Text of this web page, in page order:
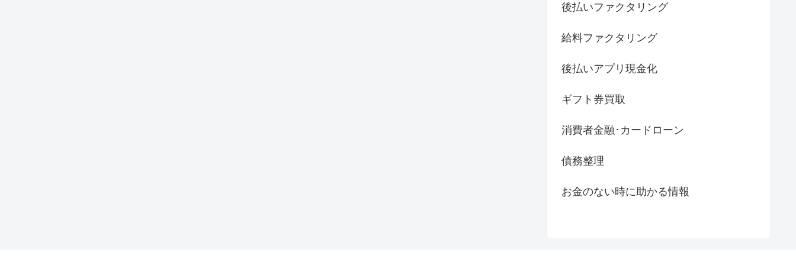
後払いファクタリング
給料ファクタリング
後払いアプリ現金化
ギフト券買取
消費者金融･カードローン
債務整理
お金のない時に助かる情報